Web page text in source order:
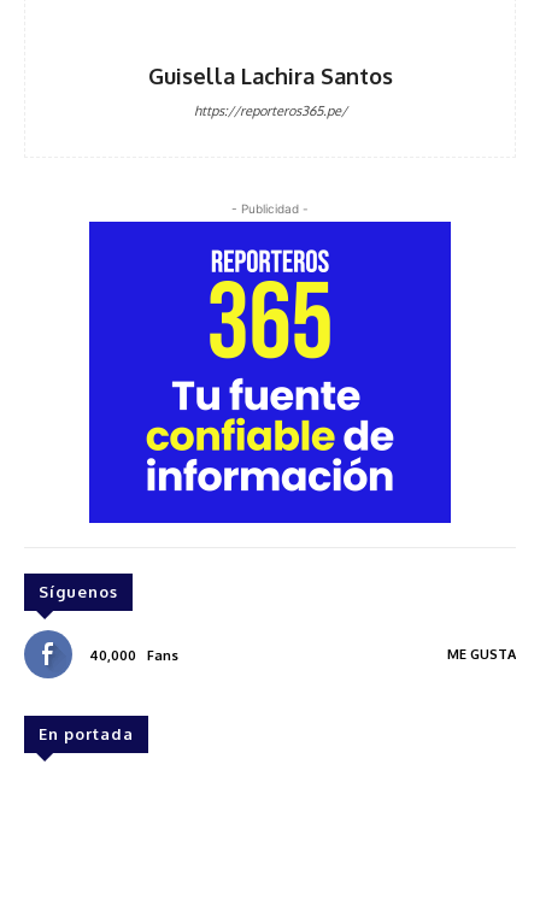
Guisella Lachira Santos
https://reporteros365.pe/
- Publicidad -
Síguenos
40,000 Fans ME GUSTA
En portada